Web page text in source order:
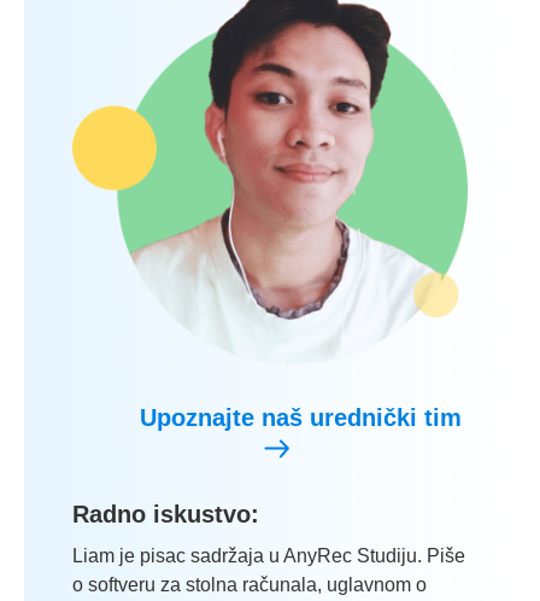
Upoznajte naš urednički tim
Radno iskustvo:
Liam je pisac sadržaja u AnyRec Studiju. Piše
o softveru za stolna računala, uglavnom o